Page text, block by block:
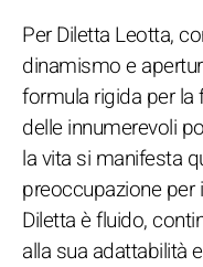
Per Diletta Leotta,
dinamismo e
formula rigida per
delle innumerevoli
la vita si manifesta
preoccupazione per
Diletta è fluido,
alla sua adattabilità